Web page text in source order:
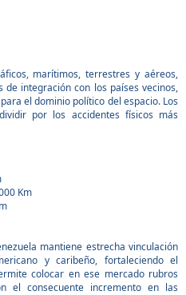
marítimos, terrestres y aéreos,
de integración con los países vecinos,
el dominio político del espacio. Los
por los accidentes físicos más
Km
mantiene estrecha vinculación
y caribeño, fortaleciendo el
colocar en ese mercado rubros
el consecuente incremento en las